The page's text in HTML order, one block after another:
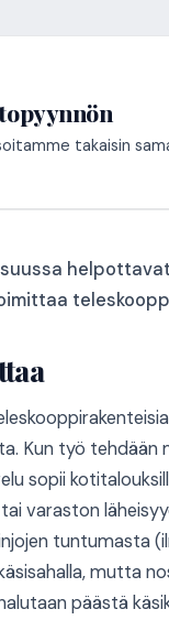
takaisin
Kun työ tehdään
sopii
varaston
tuntumasta
mutta
päästä